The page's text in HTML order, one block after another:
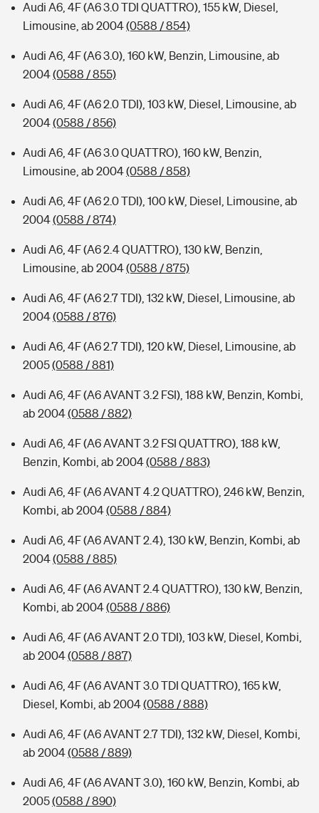
Audi A6, 4F (A6 3.0 TDI QUATTRO), 155 kW, Diesel,
Limousine, ab 2004(0588 / 854)
Audi A6, 4F (A6 3.0), 160 kW, Benzin, Limousine, ab
2004(0588 / 855)
Audi A6, 4F (A6 2.0 TDI), 103 kW, Diesel, Limousine, ab
2004(0588 / 856)
Audi A6, 4F (A6 3.0 QUATTRO), 160 kW, Benzin,
Limousine, ab 2004(0588 / 858)
Audi A6, 4F (A6 2.0 TDI), 100 kW, Diesel, Limousine, ab
2004(0588 / 874)
Audi A6, 4F (A6 2.4 QUATTRO), 130 kW, Benzin,
Limousine, ab 2004(0588 / 875)
Audi A6, 4F (A6 2.7 TDI), 132 kW, Diesel, Limousine, ab
2004(0588 / 876)
Audi A6, 4F (A6 2.7 TDI), 120 kW, Diesel, Limousine, ab
2005(0588 / 881)
Audi A6, 4F (A6 AVANT 3.2 FSI), 188 kW, Benzin, Kombi,
ab 2004(0588 / 882)
Audi A6, 4F (A6 AVANT 3.2 FSI QUATTRO), 188 kW,
Benzin, Kombi, ab 2004(0588 / 883)
Audi A6, 4F (A6 AVANT 4.2 QUATTRO), 246 kW, Benzin,
Kombi, ab 2004(0588 / 884)
Audi A6, 4F (A6 AVANT 2.4), 130 kW, Benzin, Kombi, ab
2004(0588 / 885)
Audi A6, 4F (A6 AVANT 2.4 QUATTRO), 130 kW, Benzin,
Kombi, ab 2004(0588 / 886)
Audi A6, 4F (A6 AVANT 2.0 TDI), 103 kW, Diesel, Kombi,
ab 2004(0588 / 887)
Audi A6, 4F (A6 AVANT 3.0 TDI QUATTRO), 165 kW,
Diesel, Kombi, ab 2004(0588 / 888)
Audi A6, 4F (A6 AVANT 2.7 TDI), 132 kW, Diesel, Kombi,
ab 2004(0588 / 889)
Audi A6, 4F (A6 AVANT 3.0), 160 kW, Benzin, Kombi, ab
2005(0588 / 890)